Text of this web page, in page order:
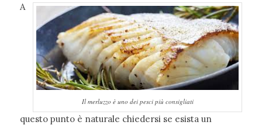
Il merluzzo è uno dei pesci più consigliati
A
questo punto è naturale chiedersi se esista un